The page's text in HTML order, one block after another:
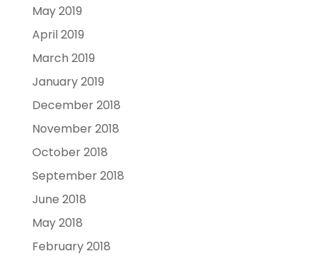
May 2019
April 2019
March 2019
January 2019
December 2018
November 2018
October 2018
September 2018
June 2018
May 2018
February 2018